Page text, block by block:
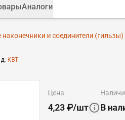
Аналоги
и соединители (гильзы)
: КВТ
цена
4,23 ₽/шт В